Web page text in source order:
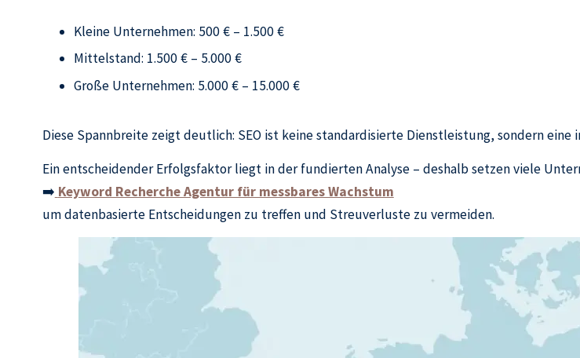
Kleine Unternehmen: 500 € – 1.500 €
Mittelstand: 1.500 € – 5.000 €
Große Unternehmen: 5.000 € – 15.000 €
Diese Spannbreite zeigt deutlich: SEO ist keine standardisierte Dienstleistung, sondern eine
Ein entscheidender Erfolgsfaktor liegt in der fundierten Analyse – deshalb setzen viele
➡️ Keyword Recherche Agentur für messbares Wachstum
um datenbasierte Entscheidungen zu treffen und Streuverluste zu vermeiden.